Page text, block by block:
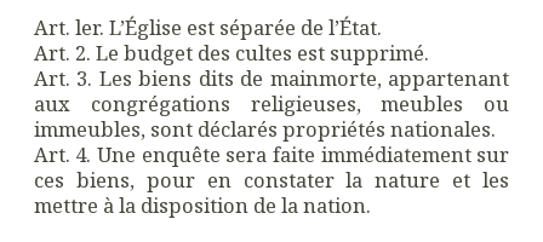
Art. ler. L’Église est séparée de l’État.
Art. 2. Le budget des cultes est supprimé.
Art. 3. Les biens dits de mainmorte, appartenant
aux congrégations religieuses, meubles ou
immeubles, sont déclarés propriétés nationales.
Art. 4. Une enquête sera faite immédiatement sur
ces biens, pour en constater la nature et les
mettre à la disposition de la nation.